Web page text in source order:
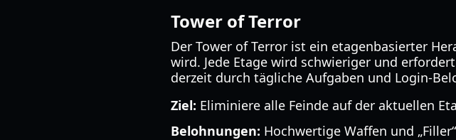
Tower of Terror
Der Tower of Terror ist ein etagenbasierter
wird. Jede Etage wird schwieriger und
derzeit durch tägliche Aufgaben und Login-
Ziel: Eliminiere alle Feinde auf der aktuellen
Belohnungen: Hochwertige Waffen und